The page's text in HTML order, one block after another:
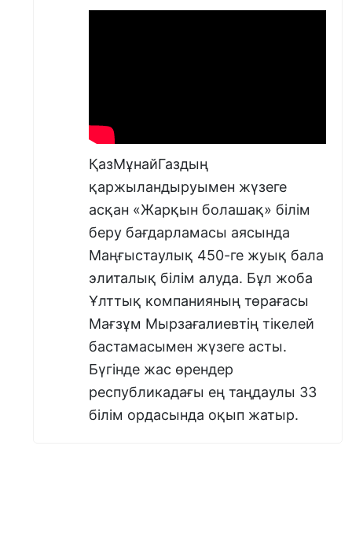
ҚазМұнайГаздың
қаржыландыруымен жүзеге
асқан «Жарқын болашақ» білім
беру бағдарламасы аясында
Маңғыстаулық 450-ге жуық бала
элиталық білім алуда. Бұл жоба
Ұлттық компанияның төрағасы
Мағзұм Мырзағалиевтің тікелей
бастамасымен жүзеге асты.
Бүгінде жас өрендер
республикадағы ең таңдаулы 33
білім ордасында оқып жатыр.